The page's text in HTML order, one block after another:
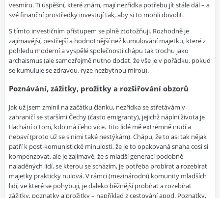
vesmíru. Ti úspěšní, které znám, mají nezřídka potřebu jít stále dál – a
své finanční prostředky investují tak, aby si to mohli dovolit.
S tímto investičním přístupem se plně ztotožňuji. Rozhodně je
zajímavější, pestřejší a hodnotnější než kumulování majetku, které z
pohledu moderní a vyspělé společnosti chápu tak trochu jako
archaismus (ale samozřejmě nutno dodat, že vše je v pořádku, pokud
se kumuluje se zdravou, ryze nezbytnou mírou).
Poznávání, zážitky, prožitky a rozšiřování obzorů
Jak už jsem zmínil na začátku článku, nezřídka se střetávám v
zahraničí se staršími Čechy (často emigranty), jejichž náplní života je
tlachání o tom, kdo má čeho více. Tito lidé mě extrémně nudí a
nebaví (proto už se s nimi také nestýkám). Chápu, že to asi tak nějak
patří k post-komunistické minulosti, že je to opakovaná snaha cosi si
kompenzovat, ale je zajímavé, že s mladší generací podobně
naladěných lidí, se kterou se scházím, je potřeba probírat a rozebírat
majetky prakticky nulová. V rámci (mezinárodní) komunity mladších
lidí, ve které se pohybuji, je daleko běžnější probírat a rozebírat
zážitky, poznatky a prožitky – například z cestování apod. Poznatky,